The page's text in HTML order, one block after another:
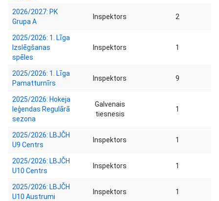
2026/2027: PK
Grupa A
Inspektors 2
2025/2026: 1. Līga
Izslēgšanas
spēles
Inspektors 1
2025/2026: 1. Līga
Pamatturnīrs
Inspektors 9
2025/2026: Hokeja
leģendas Regulārā
sezona
Galvenais
tiesnesis
1
2025/2026: LBJČH
U9 Centrs
Inspektors 1
2025/2026: LBJČH
U10 Centrs
Inspektors 1
2025/2026: LBJČH
U10 Austrumi
Inspektors 1